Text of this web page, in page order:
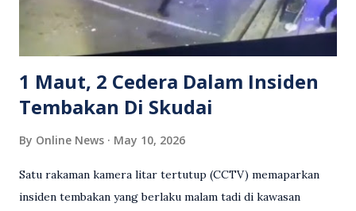
Sebahagian netizen turut meminta pihak berkuasa
mengambil tindakan tegas, manakala ada yang bersimpati
terhadap wanita dipercayai menjadi mangs...
1 Maut, 2 Cedera Dalam Insiden
Tembakan Di Skudai
By Online News May 10, 2026
Satu rakaman kamera litar tertutup (CCTV) memaparkan
insiden tembakan yang berlaku malam tadi di kawasan